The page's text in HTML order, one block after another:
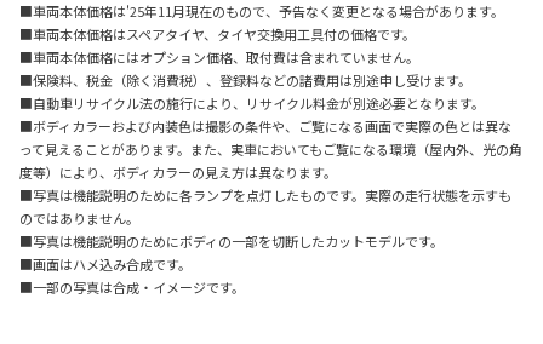
■車両本体価格は'25年11月現在のもので、予告なく変更となる場合があります。
■車両本体価格はスペアタイヤ、タイヤ交換用工具付の価格です。
■車両本体価格にはオプション価格、取付費は含まれていません。
■保険料、税金（除く消費税）、登録料などの諸費用は別途申し受けます。
■自動車リサイクル法の施行により、リサイクル料金が別途必要となります。
■ボディカラーおよび内装色は撮影の条件や、ご覧になる画面で実際の色とは異な
って見えることがあります。また、実車においてもご覧になる環境（屋内外、光の角
度等）により、ボディカラーの見え方は異なります。
■写真は機能説明のために各ランプを点灯したものです。実際の走行状態を示すも
のではありません。
■写真は機能説明のためにボディの一部を切断したカットモデルです。
■画面はハメ込み合成です。
■一部の写真は合成・イメージです。